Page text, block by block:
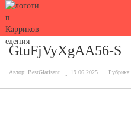
GtuFjVyXgAA56-S
Автор: BestGlatisant 19.06.2025 Рубрика: